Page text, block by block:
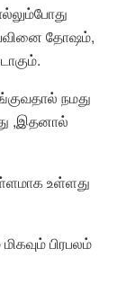
தோஷம்,
நமது
,இதனால்
உள்ளது
பிரபலம்